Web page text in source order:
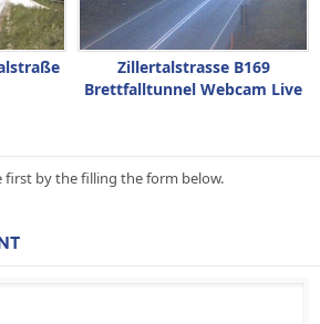
Zillertalstrasse B169
Brettfalltunnel Webcam Live
first by the filling the form below.